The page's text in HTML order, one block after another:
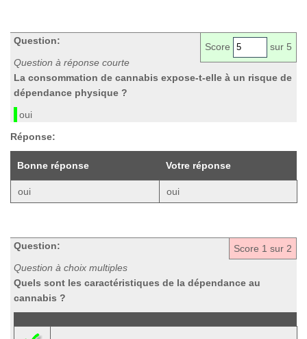
Score sur 5
Question:
Question à réponse courte
La consommation de cannabis expose-t-elle à un risque de
dépendance physique ?
oui
Réponse:
Bonne réponse Votre réponse
oui oui
Score 1 sur 2
Question:
Question à choix multiples
Quels sont les caractéristiques de la dépendance au
cannabis ?